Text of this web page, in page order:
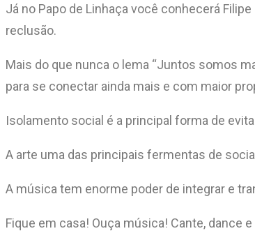
Já no Papo de Linhaça você conhecerá
reclusão.
Mais do que nunca o lema “Juntos somos
para se conectar ainda mais e com maior
Isolamento social é a principal forma de
A arte uma das principais fermentas de
A música tem enorme poder de integrar e
Fique em casa! Ouça música! Cante, dance